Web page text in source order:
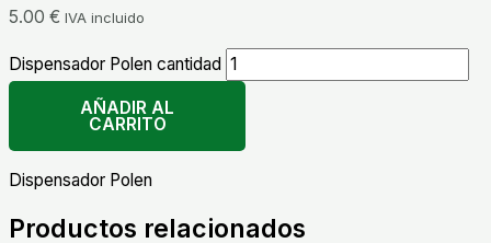
5.00 € IVA incluido
Dispensador Polen cantidad
AÑADIR AL
CARRITO
Dispensador Polen
Productos relacionados